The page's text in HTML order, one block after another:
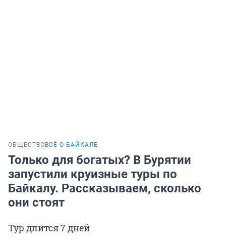
ОБЩЕСТВО ВСЁ О БАЙКАЛЕ
Только для богатых? В Бурятии
запустили круизные туры по
Байкалу. Рассказываем, сколько
они стоят
Тур длится 7 дней